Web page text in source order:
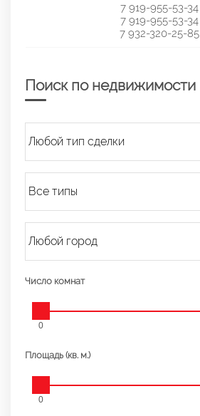
7 919-955-53-34
7 919-955-53-34
7 932-320-25-85
Поиск по недвижимости
Число комнат
0
Площадь (кв. м.)
0